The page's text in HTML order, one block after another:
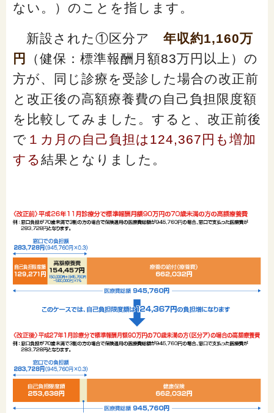
ない。）のことを指します。
新設された①区分ア 年収約1,160万
円
（健保：標準報酬月額83万円以上）の
方が、同じ診療を受診した場合の改正前
と改正後の高額療養費の自己負担限度額
を比較してみました。すると、改正前後
で １カ月の自己負担は124,367円も増加
する結果となりました。